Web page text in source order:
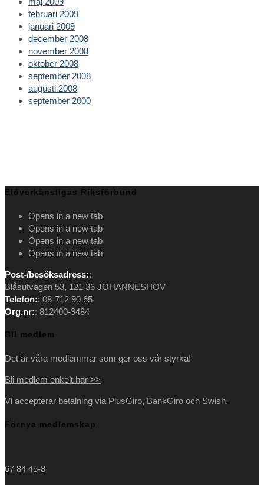
februari 2009
januari 2009
december 2008
november 2008
oktober 2008
september 2008
augusti 2008
september 2000
Elöverkänsligas Riksförbund
Opens in a new tab
Opens in a new tab
Opens in a new tab
Opens in a new tab
Post-/besöksadress::
Blåsutvägen 53, 121 36 JOHANNESHOV
Telefon:: 08-712 90 65
Org.nr:: 812400-9484
Bli medlem
Det är våra medlemmar som ger oss vår styrka!
Bli medlem enkelt här >>
Vi accepterar betalning via PlusGiro, BankGiro och Swish.
Förnya medlemskap
67 84 45-8